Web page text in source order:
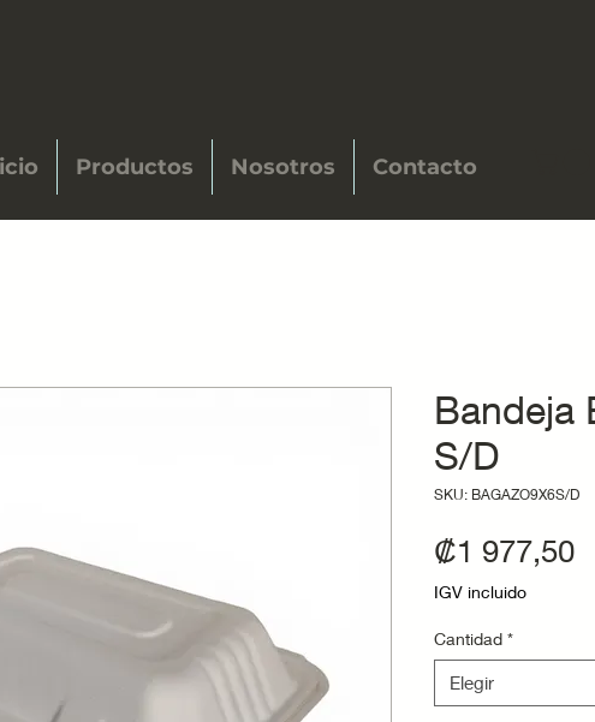
Productos Nosotros Contacto
Bandeja
S/D
SKU: BAGAZO9X6S/D
₡1 977,50
IGV incluido
Cantidad *
Elegir